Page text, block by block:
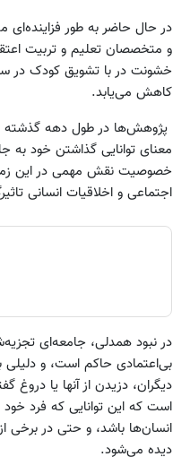
در حال حاضر به طور
و متخصصان تعلیم و تربیت
خشونت در با تشویق کودک در
کاهش می‌یابد.
معنای توانایی گذاشتن خود به
خصوصیت نقش مهمی در این
اجتماعی و اخلاقیات انسانی
در نبود همدلی، جامعه‌ای
بی‌اعتمادی حاکم است، و دلیلی
دیگران، دزیدن از آنها یا دروغ
است که این توانایی که فرد خود
انسان‌ها باشد، و حتی در برخی
دیده می‌‌شود.